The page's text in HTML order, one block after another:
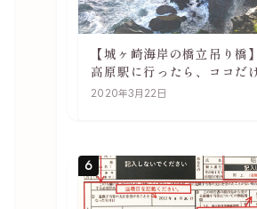
【城ヶ崎海岸の橋立吊り橋
高原駅に行ったら、ココだ
ず訪れてほしい
2020年3月22日
6